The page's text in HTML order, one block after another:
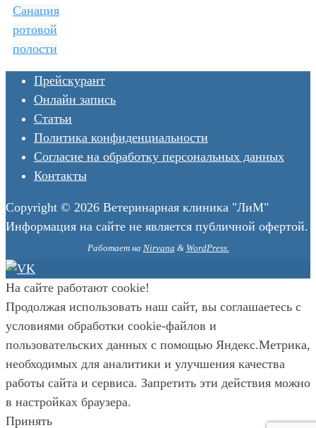
Санация
ротовой
полости
Прейскурант
Онлайн запись
Статьи
Политика конфиденциальности
Согласие на обработку персональных данных
Контакты
Copyright © 2026 Ветеринарная клиника "ЛиМ"
Информация на сайте не является публичной офертой.
Работает на Nirvana & WordPress.
На сайте работают cookie!
Продолжая использовать наш сайт, вы соглашаетесь с
условиями обработки cookie-файлов и
пользовательских данных с помощью Яндекс.Метрика,
необходимых для аналитики и улучшения качества
работы сайта и сервиса. Запретить эти действия можно
в настройках браузера.
Принять